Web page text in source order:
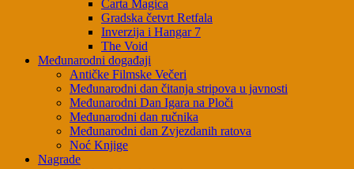
Carta Magica
Gradska četvrt Retfala
Inverzija i Hangar 7
The Void
Međunarodni događaji
Antičke Filmske Večeri
Međunarodni dan čitanja stripova u javnosti
Međunarodni Dan Igara na Ploči
Međunarodni dan ručnika
Međunarodni dan Zvjezdanih ratova
Noć Knjige
Nagrade